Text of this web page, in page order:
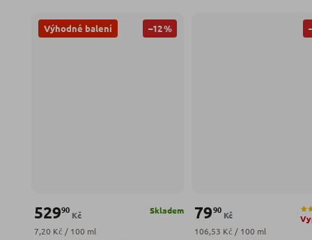
Výhodné balení –12 %
Skladem
52990
Kč
Měrná cena:
7,20 Kč / 100 ml
7990
Kč
Měrná cena:
106,53 Kč / 100 ml